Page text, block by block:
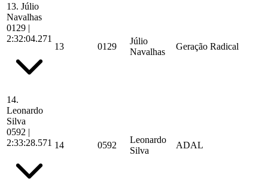
13. Júlio
Navalhas
0129 |
2:32:04.271
13 0129
Júlio
Navalhas
Geração Radical
14.
Leonardo
Silva
0592 |
2:33:28.571 14 0592
Leonardo
Silva
ADAL